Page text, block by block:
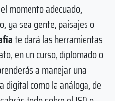
momento adecuado,
ya sea gente, paisajes o
te dará las herramientas
en un curso, diplomado o
a manejar una
digital como la análoga, de